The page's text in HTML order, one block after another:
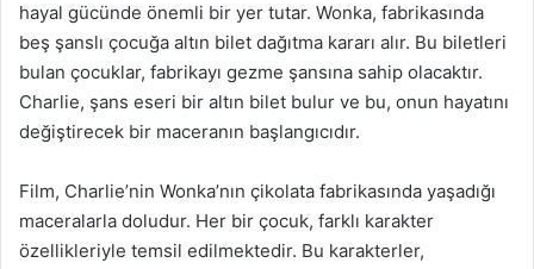
hayal gücünde önemli bir yer tutar. Wonka, fabrikasında
beş şanslı çocuğa altın bilet dağıtma kararı alır. Bu biletleri
bulan çocuklar, fabrikayı gezme şansına sahip olacaktır.
Charlie, şans eseri bir altın bilet bulur ve bu, onun hayatını
değiştirecek bir maceranın başlangıcıdır.
Film, Charlie’nin Wonka’nın çikolata fabrikasında yaşadığı
maceralarla doludur. Her bir çocuk, farklı karakter
özellikleriyle temsil edilmektedir. Bu karakterler,